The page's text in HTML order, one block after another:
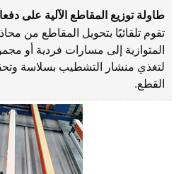
طاولة توزيع المقاطع الآلية على
تقوم تلقائيًا بتحويل المقاطع من
المتوازية إلى مسارات فردية أو
لتغذي منشار التشطيب بسلاسة
القطع.